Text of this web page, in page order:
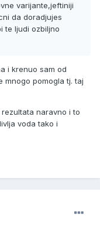
varijante,jeftiniji
da doradjujes
te ljudi ozbiljno
i krenuo sam od
mnogo pomogla tj. taj
naravno i to
voda tako i